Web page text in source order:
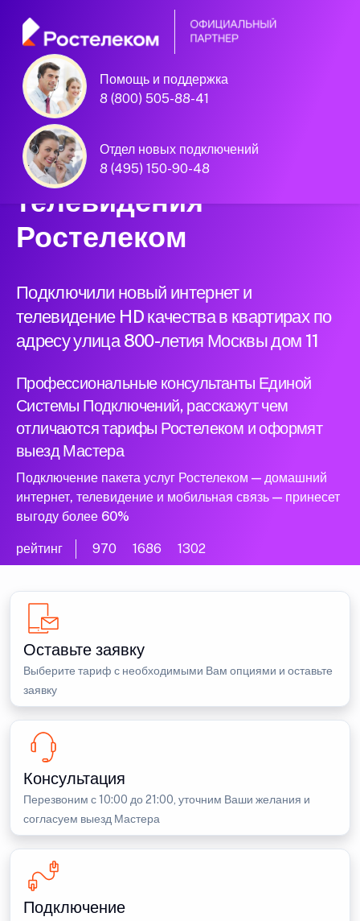
Помощь и поддержка
8 (800) 505-88-41
Отдел новых подключений
8 (495) 150-90-48
Единая Система
Подключений
нового интернета и
телевидения
Ростелеком
Подключили новый интернет и
телевидение HD качества в квартирах по
адресу улица 800-летия Москвы дом 11
Профессиональные консультанты Единой
Системы Подключений, расскажут чем
отличаются тарифы Ростелеком и оформят
выезд Мастера
Подключение пакета услуг Ростелеком — домашний
интернет, телевидение и мобильная связь — принесет
выгоду более 60%
рейтинг 970 1686 1302
Оставьте заявку
Выберите тариф с необходимыми Вам опциями и оставьте
заявку
Консультация
Перезвоним с 10:00 до 21:00, уточним Ваши желания и
согласуем выезд Мастера
Подключение